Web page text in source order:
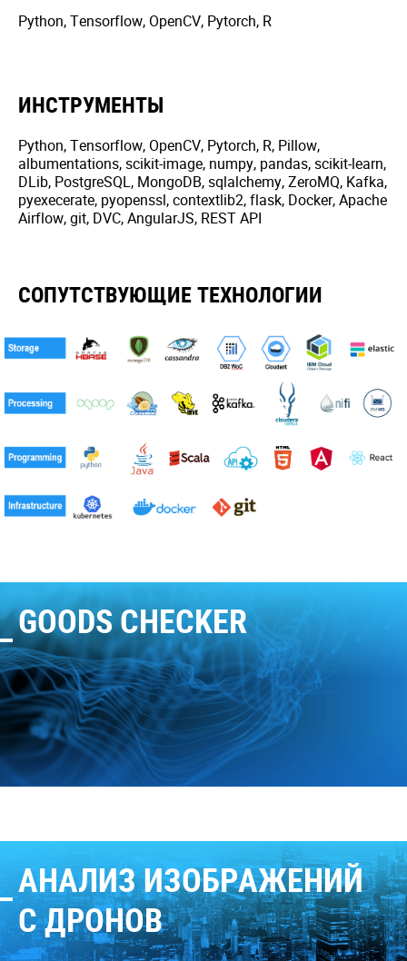
Python, Tensorflow, OpenCV, Pytorch, R
ИНСТРУМЕНТЫ
Python, Tensorflow, OpenCV, Pytorch, R, Pillow,
albumentations, scikit-image, numpy, pandas, scikit-learn,
DLib, PostgreSQL, MongoDB, sqlalchemy, ZeroMQ, Kafka,
pyexecerate, pyopenssl, contextlib2, flask, Docker, Apache
Airflow, git, DVC, AngularJS, REST API
СОПУТСТВУЮЩИЕ ТЕХНОЛОГИИ
GOODS CHECKER
АНАЛИЗ ИЗОБРАЖЕНИЙ
С ДРОНОВ